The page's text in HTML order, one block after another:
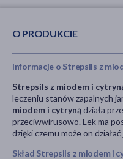
O PRODUKCIE
Informacje o Strepsils z
Strepsils z miodem i
leczeniu stanów zapalnych
miodem i cytrynądziała
przeciwwirusowo. Lek ma
dzięki czemu może on
Skład Strepsils z miodem i